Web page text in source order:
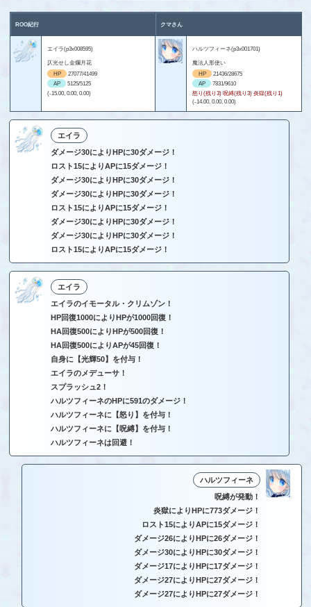
ROO紀行 クマさん
エイラ(p3x008595)
仄光せし金爛月花
HP
27077/41499
AP
5125/5125
(-15.00, 0.00, 0.00)
ハルツフィーネ(p3x001701)
魔法人形使い
HP
21436/28675
AP
7831/9610
怒り(残り3) 呪縛(残り3) 炎獄(残り1)
(-14.00, 0.00, 0.00)
エイラ
ダメージ30によりHPに30ダメージ！
ロスト15によりAPに15ダメージ！
ダメージ30によりHPに30ダメージ！
ダメージ30によりHPに30ダメージ！
ロスト15によりAPに15ダメージ！
ダメージ30によりHPに30ダメージ！
ダメージ30によりHPに30ダメージ！
ロスト15によりAPに15ダメージ！
エイラ
エイラのイモータル・クリムゾン！
HP回復1000によりHPが1000回復！
HA回復500によりHPが500回復！
HA回復500によりAPが45回復！
自身に【光輝50】を付与！
エイラのメデューサ！
スプラッシュ2！
ハルツフィーネのHPに591のダメージ！
ハルツフィーネに【怒り】を付与！
ハルツフィーネに【呪縛】を付与！
ハルツフィーネは回避！
ハルツフィーネ
呪縛が発動！
炎獄によりHPに773ダメージ！
ロスト15によりAPに15ダメージ！
ダメージ26によりHPに26ダメージ！
ダメージ30によりHPに30ダメージ！
ダメージ17によりHPに17ダメージ！
ダメージ27によりHPに27ダメージ！
ダメージ27によりHPに27ダメージ！